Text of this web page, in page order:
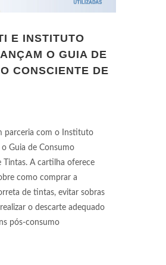
E INSTITUTO
O GUIA DE
CONSCIENTE DE
parceria com o Instituto
Guia de Consumo
Tintas. A cartilha oferece
como comprar a
de tintas, evitar sobras
o descarte adequado
pós-consumo